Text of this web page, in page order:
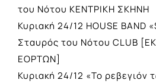
του Νότου ΚΕΝΤΡΙΚΗ ΣΚΗΝΗ
Κυριακή 24/12 HOUSE BAND
Σταυρός του Νότου CLUB
ΕΟΡΤΩΝ]
Κυριακή 24/12 «Το ρεβεγιόν